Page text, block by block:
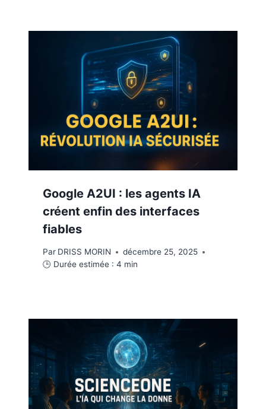
Google A2UI : les agents IA
créent enfin des interfaces
fiables
Par DRISS MORIN
décembre 25, 2025
🕒 Durée estimée : 4 min